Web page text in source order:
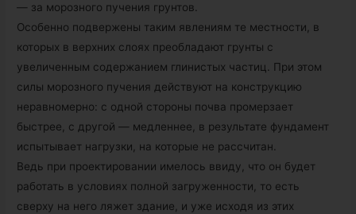
— за морозного пучения грунтов.
Особенно подвержены таким явлениям те местности, в
которых в верхних слоях преобладают грунты с
увеличенным содержанием глинистых частиц. При этом
силы морозного пучения действуют на конструкцию
неравномерно: с одной стороны почва промерзает
быстрее, с другой — медленнее, в результате фундамент
испытывает нагрузки, на которые не рассчитан.
Ведь при проектировании имелось ввиду, что он будет
работать в условиях полной загруженности, то есть
сверху на него ляжет здание, и уже исходя из этих